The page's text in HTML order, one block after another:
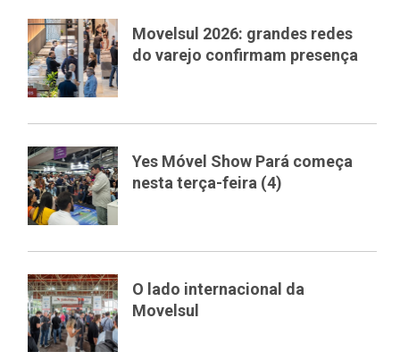
Movelsul 2026: grandes redes
do varejo confirmam presença
Yes Móvel Show Pará começa
nesta terça-feira (4)
O lado internacional da
Movelsul